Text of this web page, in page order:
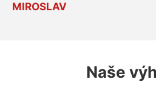
MIROSLAV
Naše